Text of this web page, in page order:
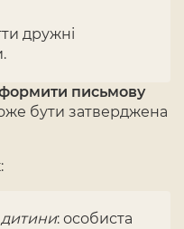
дружні
письмову
бути затверджена
дитини: особиста